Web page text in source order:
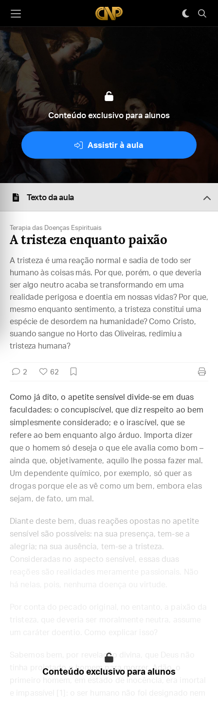
Conteúdo exclusivo para alunos
Assistir à aula
Texto da aula
Terapia das Doenças Espirituais
A tristeza enquanto paixão
A tristeza é uma reação normal e sadia de todo ser
humano às coisas más. Por que, porém, o que deveria
ser algo neutro acaba se transformando em uma
realidade perigosa e doentia em nossas vidas? Por que,
mesmo enquanto sentimento, a tristeza constitui uma
espécie de desordem na humanidade? Como Cristo,
suando sangue no Horto das Oliveiras, redimiu a
tristeza humana?
2 62
Como já dito, o apetite sensível divide-se em duas
faculdades: o concupiscível, que diz respeito ao bem
simplesmente considerado; e o irascível, que se
refere ao bem enquanto algo árduo. Importa dizer
que o homem só deseja o que ele avalia como bom –
ainda que, objetivamente, aquilo lhe possa fazer mal.
Um dependente químico, por exemplo, só quer as
drogas porque ele as vê como um bem, embora elas
sejam, de fato, um mal.
Diante deste bem, duas reações opostas no apetite
sensível são possíveis: na sua presença, tem-se a
alegria; na sua ausência, tem-se a tristeza.
Consideradas no aspecto sensível, essas duas
Sabemos bem, por revelação divina, que Deus não
tinha projetado o homem para morrer. Adão, o
Conteúdo exclusivo para alunos